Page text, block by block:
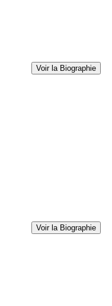
Voir la Biographie
Voir la Biographie